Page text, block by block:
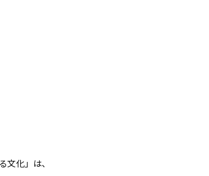
文化」は、